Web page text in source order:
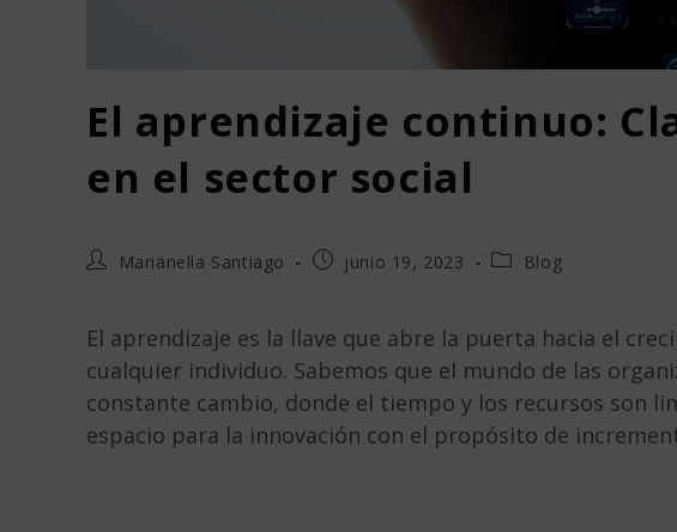
El aprendizaje continuo:
en el sector social
Marianella Santiago junio 19, 2023 Blog
El aprendizaje es la llave que abre la puerta hacia el
cualquier individuo. Sabemos que el mundo de las
constante cambio, donde el tiempo y los recursos son
espacio para la innovación con el propósito de